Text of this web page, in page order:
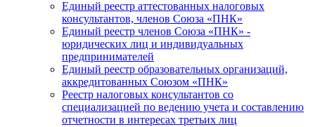
Единый реестр аттестованных налоговых
консультантов, членов Союза «ПНК»
Единый реестр членов Союза «ПНК» -
юридических лиц и индивидуальных
предпринимателей
Единый реестр образовательных организаций,
аккредитованных Союзом «ПНК»
Реестр налоговых консультантов со
специализацией по ведению учета и составлению
отчетности в интересах третьих лиц